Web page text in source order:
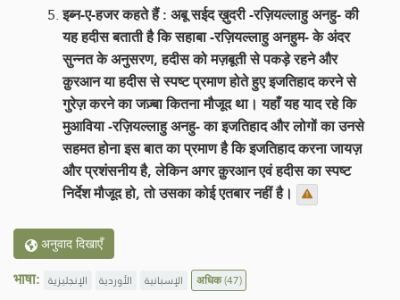
इब्न-ए-हजर कहते हैं : अबू सईद ख़ुदरी -रज़ियल्लाहु अनहु- की
यह हदीस बताती है कि सहाबा -रज़ियल्लाहु अनहुम- के अंदर
सुन्नत के अनुसरण, हदीस को मज़बूती से पकड़े रहने और
क़ुरआन या हदीस से स्पष्ट प्रमाण होते हुए इजतिहाद करने से
गुरेज़ करने का जज़्बा कितना मौजूद था। यहाँ यह याद रहे कि
मुआविया -रज़ियल्लाहु अनहु- का इजतिहाद और लोगों का उनसे
सहमत होना इस बात का प्रमाण है कि इजतिहाद करना जायज़
और प्रशंसनीय है, लेकिन अगर क़ुरआन एवं हदीस का स्पष्ट
निर्देश मौजूद हो, तो उसका कोई एतबार नहीं है।
अनुवाद दिखाएँ
भाषा: الإنجليزية الأوردية الإسبانية अधिक(47)